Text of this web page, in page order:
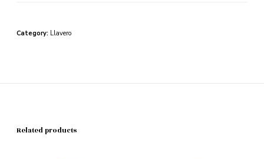
Category: Llavero
Related products